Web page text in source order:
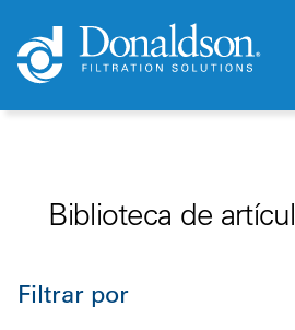
Biblioteca de
Filtrar por